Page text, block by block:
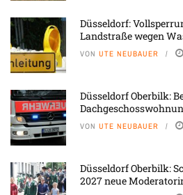
Düsseldorf:
Landstraße wegen
VON UTE NEUBAUER
Düsseldorf Oberbilk:
VON UTE NEUBAUER
Düsseldorf Oberbilk:
2027 neue